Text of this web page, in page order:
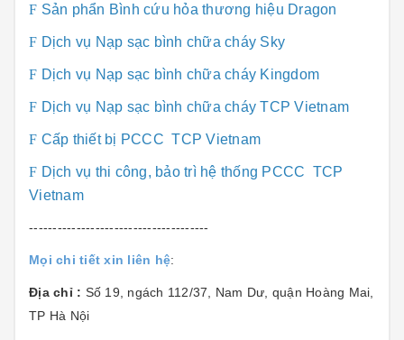
F Sản phẩn Bình cứu hỏa thương hiệu Dragon
F Dịch vụ Nạp sạc bình chữa cháy Sky
F Dịch vụ Nạp sạc bình chữa cháy Kingdom
F Dịch vụ Nạp sạc bình chữa cháy TCP Vietnam
F Cấp thiết bị PCCC TCP Vietnam
F Dịch vụ thi công, bảo trì hệ thống PCCC TCP
Vietnam
--------------------------------------
Mọi chi tiết xin liên hệ:
Địa chỉ : Số 19, ngách 112/37, Nam Dư, quận Hoàng Mai,
TP Hà Nội